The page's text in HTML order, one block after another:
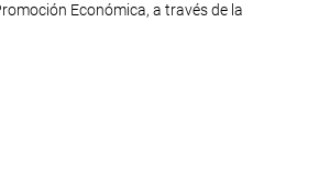
Económica, a través de la